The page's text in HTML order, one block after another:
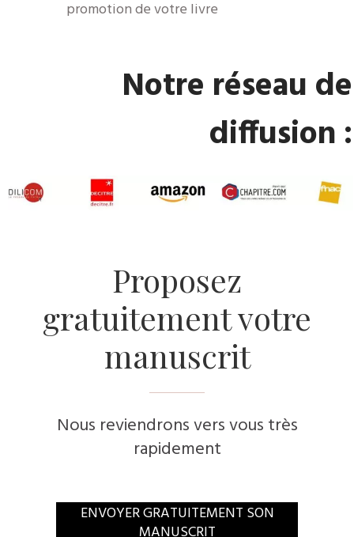
promotion de votre livre
​Notre réseau de
diffusion :
​Proposez
gratuitement votre
manuscrit
Nous reviendrons vers vous très
rapidement
​ENVOYER GRATUITEMENT SON